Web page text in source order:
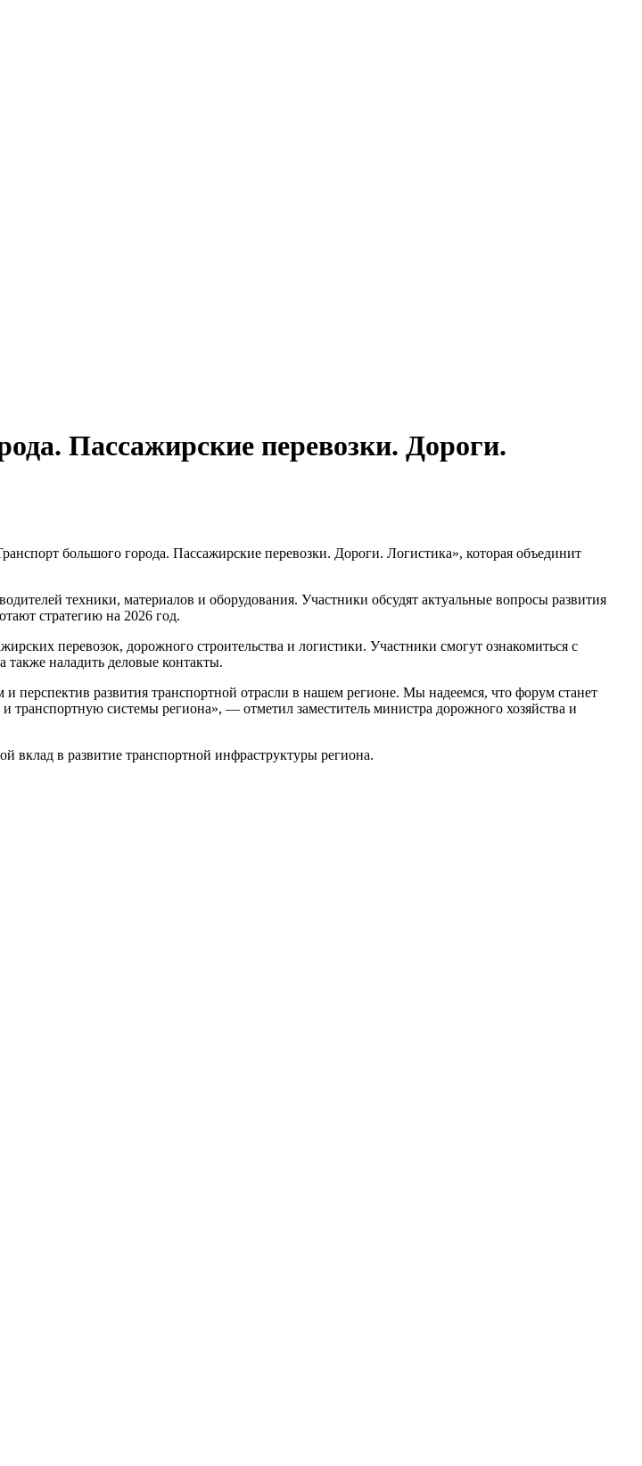
Пассажирские перевозки. Дороги.
большого города. Пассажирские перевозки. Дороги. Логистика», которая объединит
техники, материалов и оборудования. Участники обсудят актуальные вопросы развития
стратегию на 2026 год.
перевозок, дорожного строительства и логистики. Участники смогут ознакомиться с
также наладить деловые контакты.
развития транспортной отрасли в нашем регионе. Мы надеемся, что форум станет
системы региона», — отметил заместитель министра дорожного хозяйства и
вклад в развитие транспортной инфраструктуры региона.